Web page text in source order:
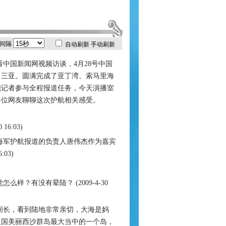
隔 自动刷新 手动刷新